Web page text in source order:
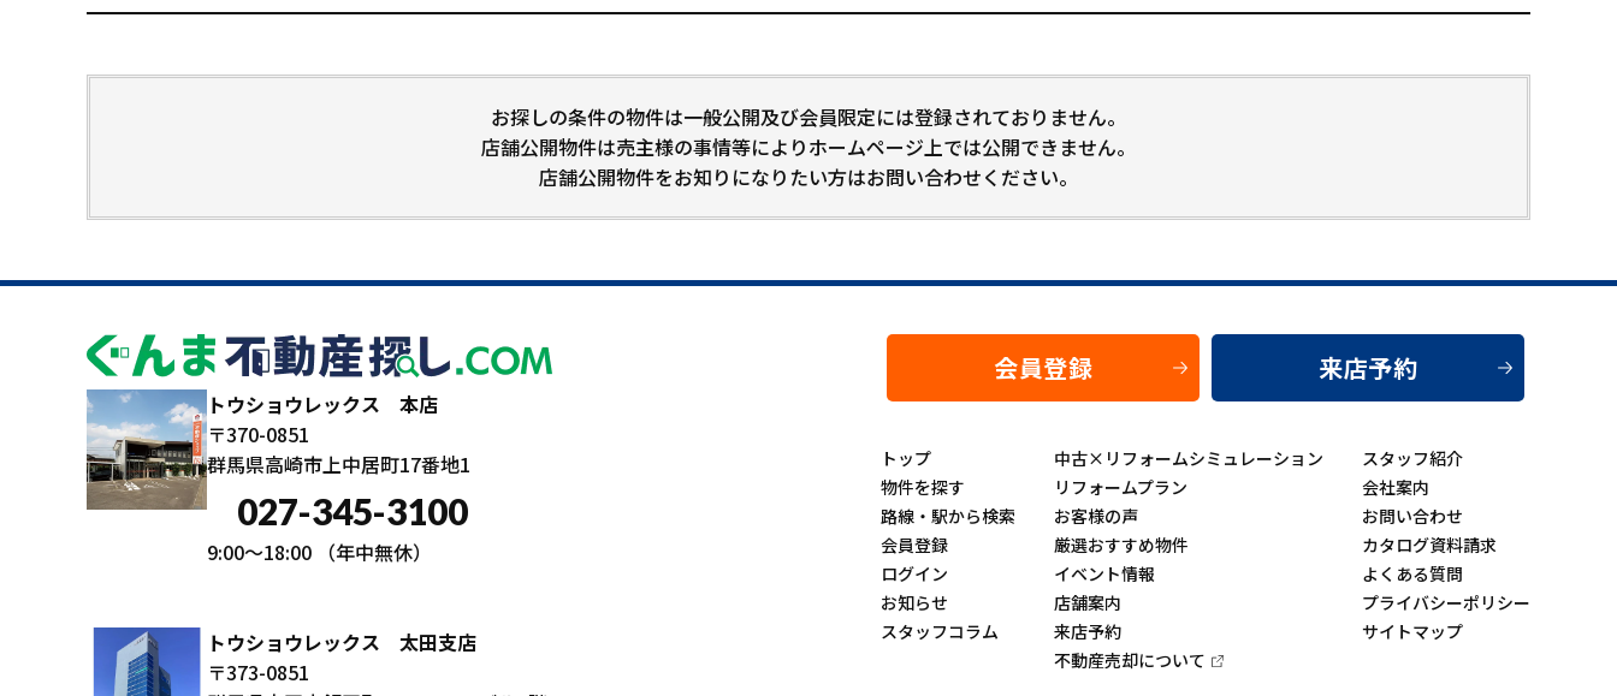
お探しの条件の物件は一般公開及び会員限定には登録されておりません。
店舗公開物件は売主様の事情等によりホームページ上では公開できません。
店舗公開物件をお知りになりたい方はお問い合わせください。
トウショウレックス 本店
〒370-0851
群馬県高崎市上中居町17番地1
027-345-3100
9:00～18:00 （年中無休）
トウショウレックス 太田支店
〒373-0851
会員登録 来店予約
トップ
物件を探す
路線・駅から検索
会員登録
ログイン
お知らせ
スタッフコラム
中古×リフォームシミュレーション
リフォームプラン
お客様の声
厳選おすすめ物件
イベント情報
店舗案内
来店予約
不動産売却について
スタッフ紹介
会社案内
お問い合わせ
カタログ資料請求
よくある質問
プライバシーポリシー
サイトマップ